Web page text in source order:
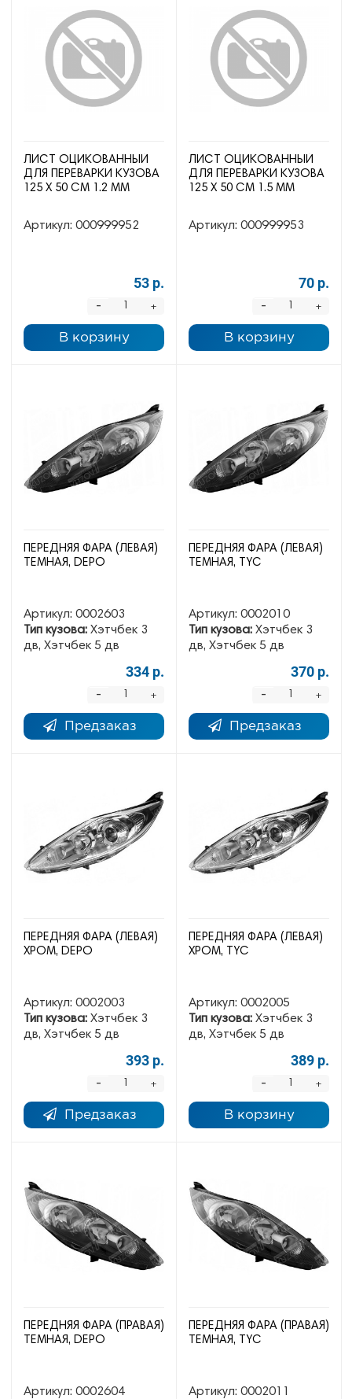
ЛИСТ ОЦИКОВАННЫЙ
ДЛЯ ПЕРЕВАРКИ КУЗОВА
125 Х 50 СМ 1.2 ММ
Артикул: 000999952
53 р.
+
-
В корзину
ЛИСТ ОЦИКОВАННЫЙ
ДЛЯ ПЕРЕВАРКИ КУЗОВА
125 Х 50 СМ 1.5 ММ
Артикул: 000999953
70 р.
+
-
В корзину
ПЕРЕДНЯЯ ФАРА (ЛЕВАЯ)
ТЕМНАЯ, DEPO
Артикул: 0002603
Тип кузова: Хэтчбек 3
дв, Хэтчбек 5 дв
334 р.
+
-
Предзаказ
ПЕРЕДНЯЯ ФАРА (ЛЕВАЯ)
ТЕМНАЯ, TYC
Артикул: 0002010
Тип кузова: Хэтчбек 3
дв, Хэтчбек 5 дв
370 р.
+
-
Предзаказ
ПЕРЕДНЯЯ ФАРА (ЛЕВАЯ)
ХРОМ, DEPO
Артикул: 0002003
Тип кузова: Хэтчбек 3
дв, Хэтчбек 5 дв
393 р.
+
-
Предзаказ
ПЕРЕДНЯЯ ФАРА (ЛЕВАЯ)
ХРОМ, TYC
Артикул: 0002005
Тип кузова: Хэтчбек 3
дв, Хэтчбек 5 дв
389 р.
+
-
В корзину
ПЕРЕДНЯЯ ФАРА (ПРАВАЯ)
ТЕМНАЯ, DEPO
Артикул: 0002604
ПЕРЕДНЯЯ ФАРА (ПРАВАЯ)
ТЕМНАЯ, TYC
Артикул: 0002011